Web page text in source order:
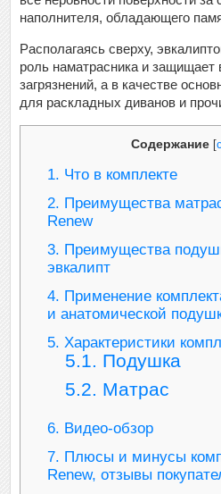
наполнителя, обладающего
Располагаясь сверху,
роль наматрасника и защищает
загрязнений, а в качестве
для раскладных диванов и
Содержание [
1. Что в комплекте
2. Преимущества
Renew
3. Преимущества
эвкалипт
4. Применение
и анатомической
5. Характеристики
5.1. Подушка
5.2. Матрас
6. Видео-обзор
7. Плюсы и минусы
Renew, отзывы